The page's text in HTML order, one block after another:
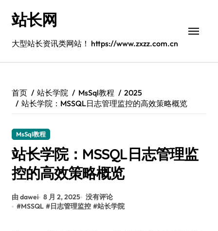
站长网
大型站长资讯类网站！ https://www.zxzz.com.cn
首页 站长学院 MsSql教程
2025
站长学院：MSSQL日志管理监控的高效策略概览
MsSql教程
站长学院：MSSQL日志管理监
控的高效策略概览
由 dawei 8 月 2, 2025 没有评论
#MSSQL #日志管理监控 #站长学院